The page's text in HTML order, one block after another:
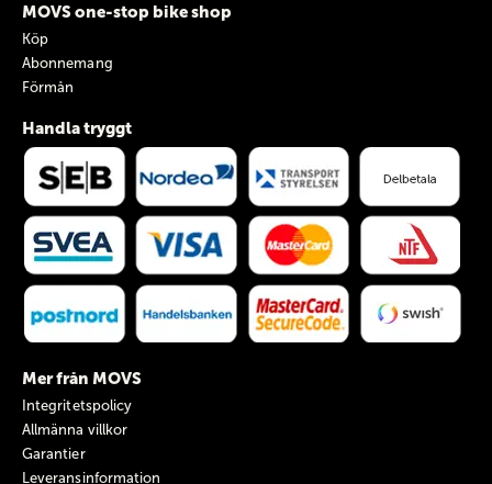
MOVS one-stop bike shop
Köp
Abonnemang
Förmån
Handla tryggt
Mer från MOVS
Integritetspolicy
Allmänna villkor
Garantier
Leveransinformation